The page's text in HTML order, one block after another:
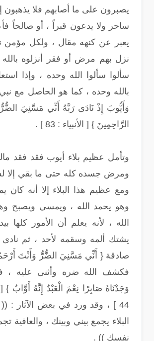
يصبرون على ما أصابهم فلا يذهبون
ساحر ولا يدعون قبراً ، أو صالحاً
يعبر عن كنهه مقال ، ولكل مؤمن
نزل بهم مرض أو فقر أنزلوه بالله
سألوا سألوا الله وحده ، وإذا
بالله وحده ، كما هو الحاصل مع
وَأَيُّوبَ إِذْ نَادَى رَبَّهُ أَنِّي مَسَّنِيَ
الرَّاحِمِينَ } [ الأنبياء : 83 ] .
وتأمل عظيم بلاء أيوب فقد فقد
ومرض جسده كله حتى ما بقي إلا
ومع عظيم هذا البلاء إلا أنه
وهو يحمد الله ، ويمسي ويصبح
الله ، لأنه يعلم أن الأمور كلها
يشتك ألمه وسقمه لأحد ، ثم نادى
صادقة { أَنِّي مَسَّنِيَ الضُّرُّ وَأَنْتَ
فكشف الله ضره وأثنى عليه ،
وَجَدْنَاهُ صَابِرًا نِعْمَ الْعَبْدُ إِنَّهُ
44 ] ، وقد ورد في بعض الآثار : ((
البلاء يجمع بيني وبينك ، والعافية
نفسك )) .